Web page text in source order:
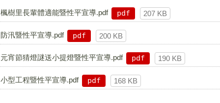
楓樹里長輩體適能暨性平宣導.pdf pdf 207 KB
防汛暨性平宣導.pdf pdf 200 KB
元宵節猜燈謎送小提燈暨性平宣導.pdf pdf 190 KB
小型工程暨性平宣導.pdf pdf 168 KB